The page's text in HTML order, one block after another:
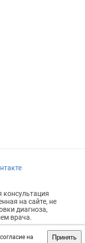
на
Принять
консультация
на сайте, не
диагноза,
врача.